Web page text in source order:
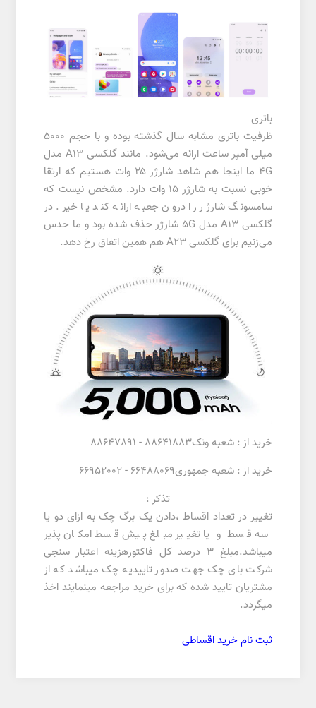
باتری
ظرفیت باتری مشابه سال گذشته بوده و با حجم 5000
میلی آمپر ساعت ارائه می‌شود. مانند گلکسی A13 مدل
4G ما اینجا هم شاهد شارژر ۲۵ وات هستیم که ارتقا
خوبی نسبت به شارژر ۱۵ وات دارد. مشخص نیست که
سامسونگ شارژر را درون جعبه ارائه کند یا خیر. در
گلکسی A13 مدل 5G شارژر حذف شده بود و ما حدس
می‌زنیم برای گلکسی A23 هم همین اتفاق رخ دهد.
خرید از : شعبه ونک88641883 - 88647891
خرید از : شعبه جمهوری66488069 - 66952002
تذکر :
تغییر در تعداد اقساط ،دادن یک برگ چک به ازای دو یا
سه قسط و یا تغییر مبلغ پیش قسط امکان پذیر
میباشد.مبلغ 3 درصد کل فاکتورهزینه اعتبار سنجی
شرکت بای چک جهت صدور تاییدیه چک میباشد که از
مشتریان تایید شده که برای خرید مراجعه مینمایند اخذ
میگردد.
ثبت نام خرید اقساطی